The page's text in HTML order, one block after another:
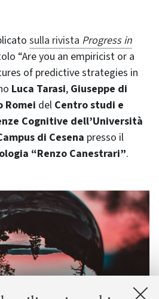
sulla rivista Progress in
“Are you an empiricist or a
of predictive strategies in
Luca Tarasi, Giuseppe di
Romei del Centro studi e
Cognitive dell’Università
di Cesena presso il
“Renzo Canestrari”.